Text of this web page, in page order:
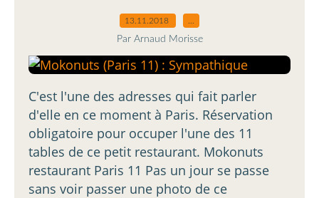
13.11.2018
Par Arnaud Morisse
C'est l'une des adresses qui fait parler
d'elle en ce moment à Paris. Réservation
obligatoire pour occuper l'une des 11
tables de ce petit restaurant. Mokonuts
restaurant Paris 11 Pas un jour se passe
sans voir passer une photo de ce